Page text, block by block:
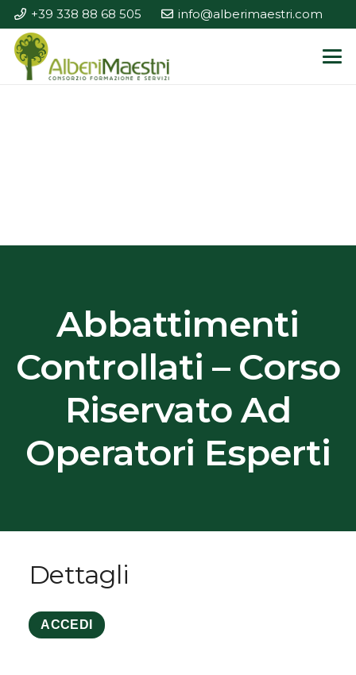
+39 338 88 68 505 info@alberimaestri.com
Abbattimenti
Controllati – Corso
Riservato Ad
Operatori Esperti
Dettagli
ACCEDI